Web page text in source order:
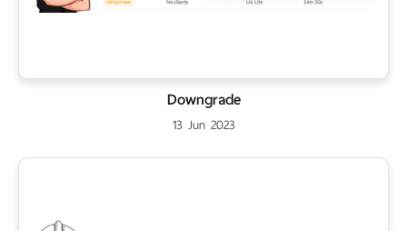
Downgrade
13 Jun 2023